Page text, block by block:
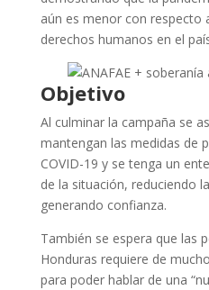
aún es menor con respecto
derechos humanos en el
Objetivo
Al culminar la campaña se
mantengan las medidas de
COVID-19 y se tenga un
de la situación, reduciendo
generando confianza.
También se espera que las
Honduras requiere de
para poder hablar de una